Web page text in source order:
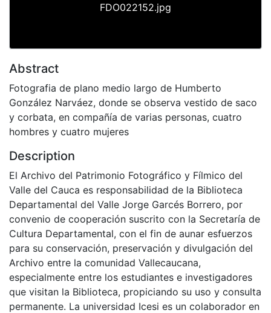
FDO022152.jpg
Abstract
Fotografia de plano medio largo de Humberto
González Narváez, donde se observa vestido de saco
y corbata, en compañía de varias personas, cuatro
hombres y cuatro mujeres
Description
El Archivo del Patrimonio Fotográfico y Fílmico del
Valle del Cauca es responsabilidad de la Biblioteca
Departamental del Valle Jorge Garcés Borrero, por
convenio de cooperación suscrito con la Secretaría de
Cultura Departamental, con el fin de aunar esfuerzos
para su conservación, preservación y divulgación del
Archivo entre la comunidad Vallecaucana,
especialmente entre los estudiantes e investigadores
que visitan la Biblioteca, propiciando su uso y consulta
permanente. La universidad Icesi es un colaborador en